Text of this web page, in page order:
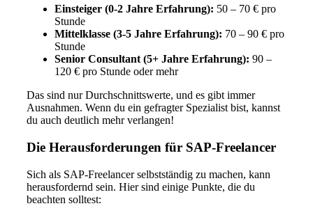
Einsteiger (0-2 Jahre Erfahrung): 50 – 70 € pro
Stunde
Mittelklasse (3-5 Jahre Erfahrung): 70 – 90 € pro
Stunde
Senior Consultant (5+ Jahre Erfahrung): 90 –
120 € pro Stunde oder mehr
Das sind nur Durchschnittswerte, und es gibt immer
Ausnahmen. Wenn du ein gefragter Spezialist bist, kannst
du auch deutlich mehr verlangen!
Die Herausforderungen für SAP-Freelancer
Sich als SAP-Freelancer selbstständig zu machen, kann
herausfordernd sein. Hier sind einige Punkte, die du
beachten solltest: